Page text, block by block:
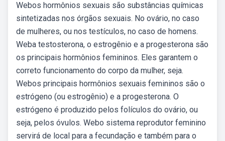
Webos hormônios sexuais são substâncias químicas
sintetizadas nos órgãos sexuais. No ovário, no caso
de mulheres, ou nos testículos, no caso de homens.
Weba testosterona, o estrogênio e a progesterona são
os principais hormônios femininos. Eles garantem o
correto funcionamento do corpo da mulher, seja.
Webos principais hormônios sexuais femininos são o
estrógeno (ou estrogênio) e a progesterona. O
estrógeno é produzido pelos folículos do ovário, ou
seja, pelos óvulos. Webo sistema reprodutor feminino
servirá de local para a fecundação e também para o